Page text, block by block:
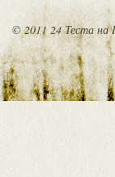
© 2011 24 Теста на